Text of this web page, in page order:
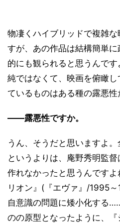
物凄くハイブリッドで複雑
すが、あの作品は結構簡単
的にも観られると思うんで
純ではなくて、映画を俯瞰
ているものはある種の露悪性
――露悪性ですか。
うん、そうだと思いますよ
というよりは、庵野秀明監
作れなかったと思うんです
リオン』(『エヴァ』/1995
自意識の問題に矮小化する
のの原型となったように、